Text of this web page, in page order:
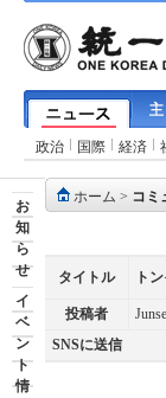
政治 国際 経済
お
知
ら
せ
イ
ベ
ン
ト
情
ホーム > コミ
タイトル ト
投稿者
SNSに送信